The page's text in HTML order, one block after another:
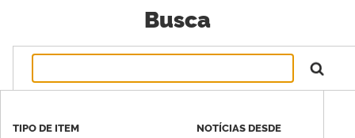
Busca
TIPO DE ITEM NOTÍCIAS DESDE